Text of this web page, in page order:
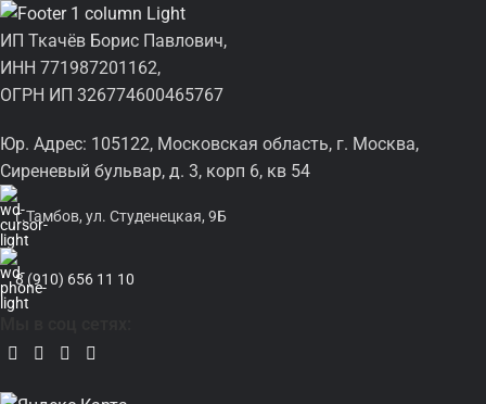
ИП Ткачёв Борис Павлович,
ИНН 771987201162,
ОГРН ИП 326774600465767
Юр. Адрес: 105122, Московская область, г. Москва,
Сиреневый бульвар, д. 3, корп 6, кв 54
г.Тамбов, ул. Студенецкая, 9Б
8 (910) 656 11 10